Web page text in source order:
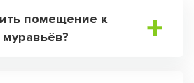
помещение к